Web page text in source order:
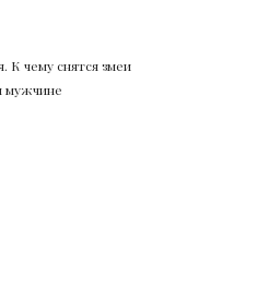
К чему снятся змеи
мужчине